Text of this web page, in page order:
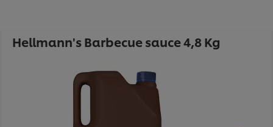
Hellmann's Barbecue sauce 4,8 Kg